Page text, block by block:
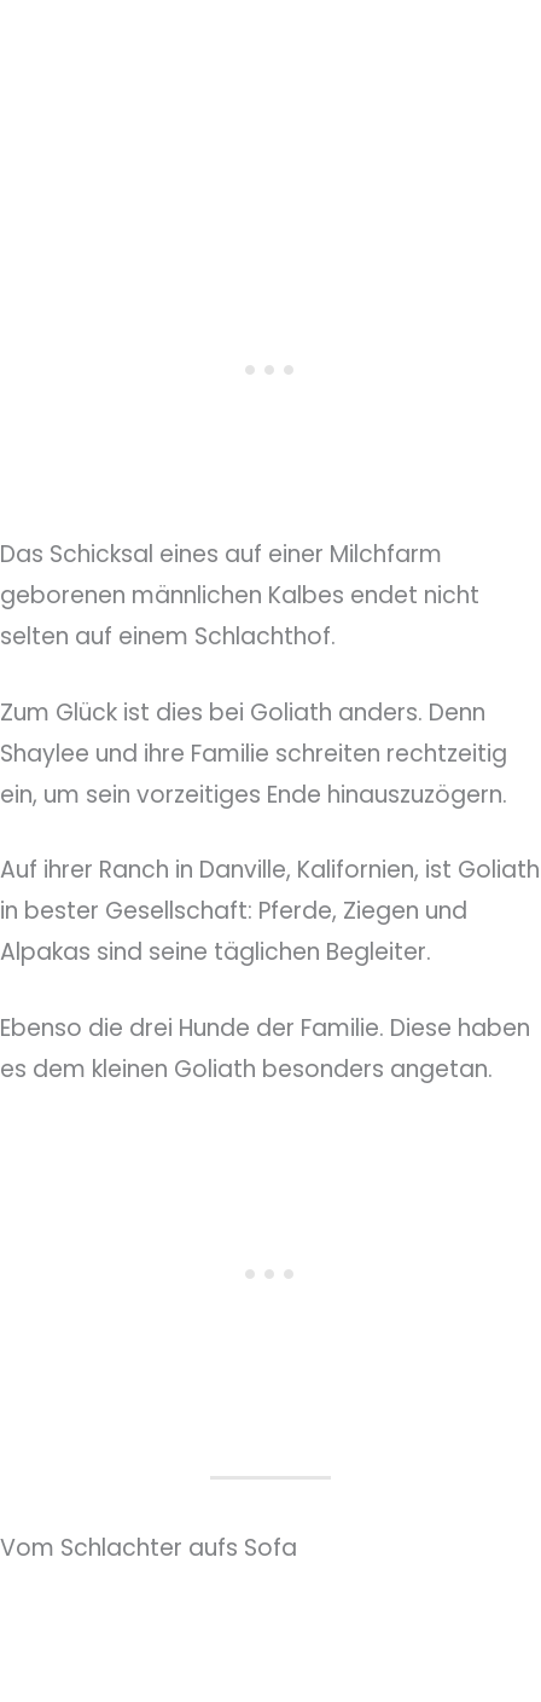
Das Schicksal eines auf einer Milchfarm
geborenen männlichen Kalbes endet nicht
selten auf einem Schlachthof.
Zum Glück ist dies bei Goliath anders. Denn
Shaylee und ihre Familie schreiten rechtzeitig
ein, um sein vorzeitiges Ende hinauszuzögern.
Auf ihrer Ranch in Danville, Kalifornien, ist Goliath
in bester Gesellschaft: Pferde, Ziegen und
Alpakas sind seine täglichen Begleiter.
Ebenso die drei Hunde der Familie. Diese haben
es dem kleinen Goliath besonders angetan.
Vom Schlachter aufs Sofa